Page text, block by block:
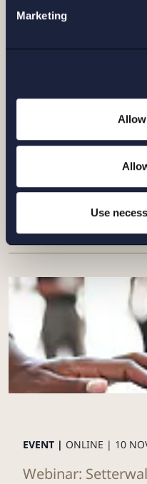
Marketing
Use
Setterwalls har
Semiconductors i
riktad nyemission
EVENT | ONLINE | 10
Webinar: